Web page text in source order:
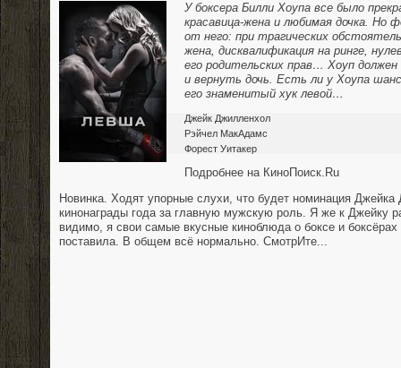
У боксера Билли Хоупа все было
красавица-жена и любимая дочка. Но
от него: при трагических
жена, дисквалификация на ринге,
его родительских прав… Хоуп
и вернуть дочь. Есть ли у Хоупа
его знаменитый хук левой…
Джейк Джилленхол
Рэйчел МакАдамс
Форест Уитакер
Подробнее на КиноПоиск.Ru
Новинка. Ходят упорные слухи, что будет номинация
кинонаграды года за главную мужскую роль. Я же к Джейку
видимо, я свои самые вкусные киноблюда о боксе и
поставила. В общем всё нормально. СмотрИте...